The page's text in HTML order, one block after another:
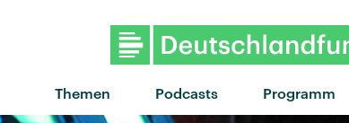
Themen Podcasts Programm